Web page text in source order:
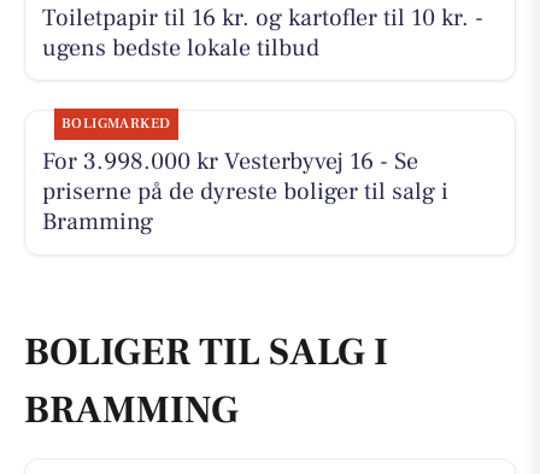
Toiletpapir til 16 kr. og kartofler til 10 kr. -
ugens bedste lokale tilbud
BOLIGMARKED
For 3.998.000 kr Vesterbyvej 16 - Se
priserne på de dyreste boliger til salg i
Bramming
BOLIGER TIL SALG I
BRAMMING